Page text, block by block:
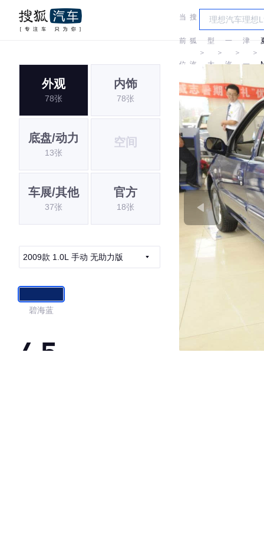
当
前
位
置:
搜
狐
汽
车
＞
车
型
大
全
＞
一
汽
＞
天
津
一
汽
＞
外观
78张
内饰
78张
底盘/动力
13张
空间
车展/其他
37张
官方
18张
2009款 1.0L 手动 无助力版
碧海蓝
4.5